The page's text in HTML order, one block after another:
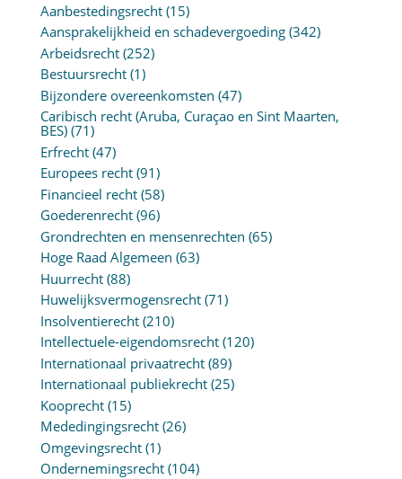
Aanbestedingsrecht(15)
Aansprakelijkheid en schadevergoeding(342)
Arbeidsrecht(252)
Bestuursrecht(1)
Bijzondere overeenkomsten (47)
Caribisch recht (Aruba, Curaçao en Sint Maarten,
BES)(71)
Erfrecht(47)
Europees recht(91)
Financieel recht(58)
Goederenrecht(96)
Grondrechten en mensenrechten (65)
Hoge Raad Algemeen (63)
Huurrecht(88)
Huwelijksvermogensrecht(71)
Insolventierecht(210)
Intellectuele-eigendomsrecht(120)
Internationaal privaatrecht(89)
Internationaal publiekrecht(25)
Kooprecht(15)
Mededingingsrecht(26)
Omgevingsrecht(1)
Ondernemingsrecht(104)